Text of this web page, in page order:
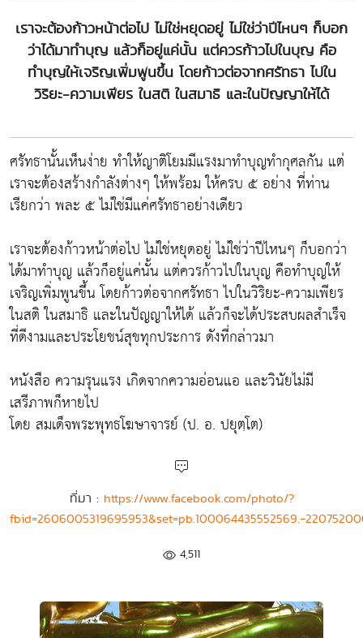
เราจะต้องก้าวหน้าต่อไป ไม่ใช่หยุดอยู่ ไม่ใช่ว่าปีไหนๆ ก็บอก
ว่าได้มาทำบุญ แล้วก็อยู่แค่นั้น แต่ควรก้าวไปในบุญ คือ
ทำบุญให้เจริญเพิ่มพูนขึ้น โดยก้าวต่อจากศรัทธา ไปใน
วิริยะ-ความเพียร ในสติ ในสมาธิ และในปัญญาให้ได้
ศรัทธานั้นเห็นง่าย ทำให้ญาติโยมมีแรงมาทำบุญทำกุศลกัน แต่
เราจะต้องสร้างกำลังต่างๆ ให้พร้อม ให้ครบ ๕ อย่าง ที่ท่าน
เรียกว่า พละ ๕ ไม่ใช่มีแค่ศรัทธาอย่างเดียว
เราจะต้องก้าวหน้าต่อไป ไม่ใช่หยุดอยู่ ไม่ใช่ว่าปีไหนๆ ก็บอกว่า
ได้มาทำบุญ แล้วก็อยู่แค่นั้น แต่ควรก้าวไปในบุญ คือทำบุญให้
เจริญเพิ่มพูนขึ้น โดยก้าวต่อจากศรัทธา ไปในวิริยะ-ความเพียร
ในสติ ในสมาธิ และในปัญญาให้ได้ แล้วก็จะได้ประสบผลสำเร็จ
ที่ดีงามและประโยชน์สุขทุกประการ ดังที่กล่าวมา
หนังสือ ความรุนแรง เกิดจากความอ่อนแอ และวินัยไม่มี
เสรีภาพก็หายไป
โดย สมเด็จพระพุทธโฆษาจารย์ (ป. อ. ปยุตฺโต)
ที่มา : https://www.facebook.com/photo/?
fbid=2606005319695953&set=pb.100064435552569.-
4,511